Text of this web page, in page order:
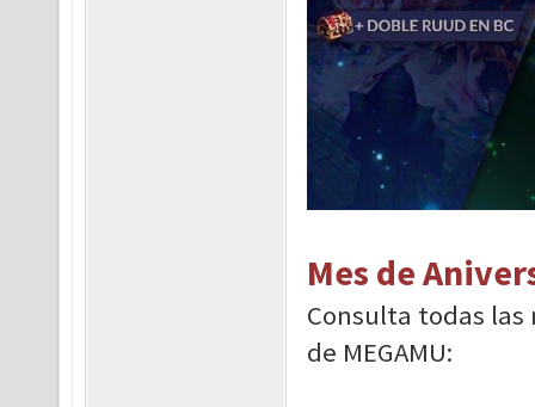
Mes de
Consulta todas las
de MEGAMU: